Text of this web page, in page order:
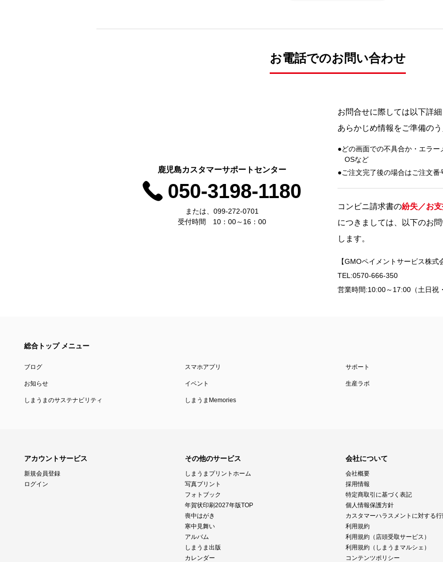
お電話でのお問い合わせ
鹿児島カスタマーサポートセンター
050-3198-1180
または、099-272-0701
受付時間 10：00～16：00
お問合せに際しては以下詳
あらかじめ情報をご準備の
どの画面での不具合か・エラ
OSなど
ご注文完了後の場合はご注文番
コンビニ請求書の紛失／お
につきましては、以下のお
します。
【GMOペイメントサービス株式
TEL:0570-666-350
営業時間:10:00～17:00（土日祝
総合トップ メニュー
ブログ スマホアプリ サポート
お知らせ イベント 生産ラボ
しまうまのサステナビリティ しまうまMemories
アカウントサービス
新規会員登録
ログイン
その他のサービス
しまうまプリントホーム
写真プリント
フォトブック
年賀状印刷2027年版TOP
喪中はがき
寒中見舞い
アルバム
しまうま出版
カレンダー
会社について
会社概要
採用情報
特定商取引に基づく表記
個人情報保護方針
カスタマーハラスメントに対する
利用規約
利用規約（店頭受取サービス）
利用規約（しまうまマルシェ）
コンテンツポリシー